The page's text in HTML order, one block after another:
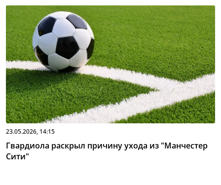
23.05.2026, 14:15
Гвардиола раскрыл причину ухода из "Манчестер
Сити"